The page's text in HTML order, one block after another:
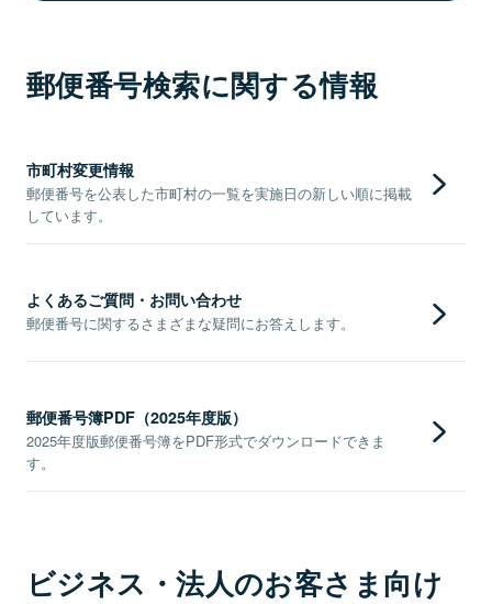
郵便番号検索に関する情報
市町村変更情報
郵便番号を公表した市町村の一覧を実施日の新しい順に掲載
しています。
よくあるご質問・お問い合わせ
郵便番号に関するさまざまな疑問にお答えします。
郵便番号簿PDF（2025年度版）
2025年度版郵便番号簿をPDF形式でダウンロードできま
す。
ビジネス・法人のお客さま向け